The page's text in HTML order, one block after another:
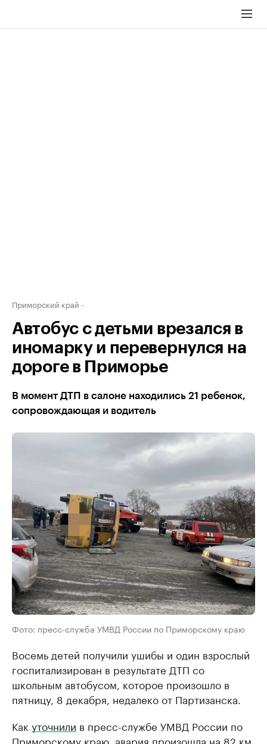
Приморский край
Автобус с детьми врезался в
иномарку и перевернулся на
дороге в Приморье
В момент ДТП в салоне находились 21 ребенок,
сопровождающая и водитель
Фото: пресс-служба УМВД России по Приморскому краю
Восемь детей получили ушибы и один взрослый
госпитализирован в результате ДТП со
школьным автобусом, которое произошло в
пятницу, 8 декабря, недалеко от Партизанска.
Как уточнили в пресс-службе УМВД России по
Приморскому краю, авария произошла на 82 км